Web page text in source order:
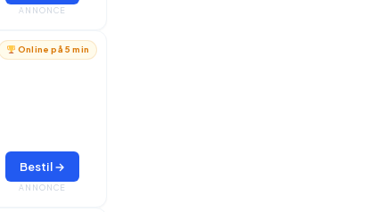
ANNONCE
Online på 5 min
Bestil →
ANNONCE